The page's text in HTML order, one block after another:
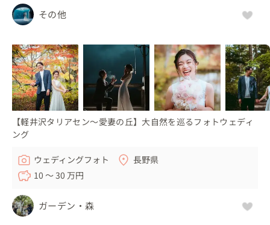
その他
【軽井沢タリアセン〜愛妻の丘】大自然を巡るフォトウェディ
ング
ウェディングフォト
長野県
10 〜 30 万円
ガーデン・森